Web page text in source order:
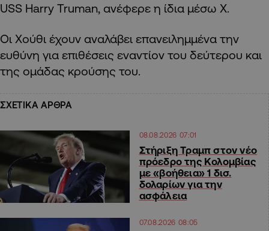
USS Harry Truman, ανέφερε η ίδια μέσω X.
Οι Χούθι έχουν αναλάβει επανειλημμένα την
ευθύνη για επιθέσεις εναντίον του δεύτερου και
της ομάδας κρούσης του.
ΣΧΕΤΙΚΑ ΑΡΘΡΑ
08.08.2026 07:01
Στήριξη Τραμπ στον νέο
πρόεδρο της Κολομβίας
με «βοήθεια» 1 δισ.
δολαρίων για την
ασφάλεια
07.08.2026 08:05